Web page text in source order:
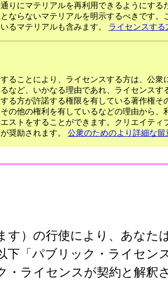
りにマテリアルを再利用できるようにす
ならないマテリアルを明示するべきです
るマテリアルも含みます。 ライセンスする
ることにより、ライセンスする方は、公
など、いかなる理由であれ、ライセンス
る方が許諾する権限を有している著作権
の他の権利を有しているなどの理由から
ストをすることができます。クリエイテ
奨励されます。 公衆のためのより詳細な留
す）の行使により、あなた
下「パブリック・ライセン
・ライセンスが契約と解釈